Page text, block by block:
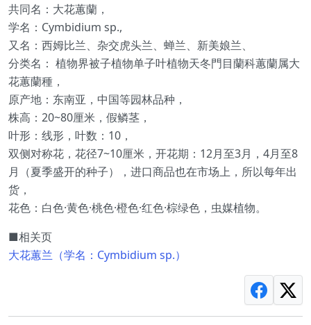
共同名：大花蕙蘭，
学名：Cymbidium sp.,
又名：西姆比兰、杂交虎头兰、蝉兰、新美娘兰、
分类名： 植物界被子植物单子叶植物天冬門目蘭科蕙蘭属大
花蕙蘭種，
原产地：东南亚，中国等园林品种，
株高：20~80厘米，假鳞茎，
叶形：线形，叶数：10，
双侧对称花，花径7~10厘米，开花期：12月至3月，4月至8
月（夏季盛开的种子），进口商品也在市场上，所以每年出
货，
花色：白色·黄色·桃色·橙色·红色·棕绿色，虫媒植物。
■相关页
大花蕙兰（学名：Cymbidium sp.）